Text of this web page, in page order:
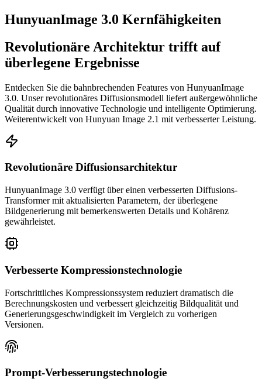
HunyuanImage 3.0 Kernfähigkeiten
Revolutionäre Architektur trifft auf
überlegene Ergebnisse
Entdecken Sie die bahnbrechenden Features von HunyuanImage
3.0. Unser revolutionäres Diffusionsmodell liefert außergewöhnliche
Qualität durch innovative Technologie und intelligente Optimierung.
Weiterentwickelt von Hunyuan Image 2.1 mit verbesserter Leistung.
Revolutionäre Diffusionsarchitektur
HunyuanImage 3.0 verfügt über einen verbesserten Diffusions-
Transformer mit aktualisierten Parametern, der überlegene
Bildgenerierung mit bemerkenswerten Details und Kohärenz
gewährleistet.
Verbesserte Kompressionstechnologie
Fortschrittliches Kompressionssystem reduziert dramatisch die
Berechnungskosten und verbessert gleichzeitig Bildqualität und
Generierungsgeschwindigkeit im Vergleich zu vorherigen
Versionen.
Prompt-Verbesserungstechnologie